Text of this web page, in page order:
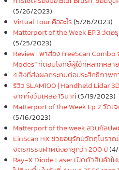
(5/26/2023)
Virtual Tour คืออะไร(5/26/2023)
Matterport of the Week EP.3 วัด
(5/25/2023)
Review : พาส่อง FreeScan
Modes” ที่ตอบโจทย์ผู้ใช้ที่หลากหลาย
4 สิ่งที่ส่งผลกระทบต่อประสิทธิภาพ
รีวิว SLAM100 | Handheld Lidar
จากทั้งวันเหลือ 15นาที(5/19/2023)
Matterport of the Week Ep.2 วัดเ
(5/16/2023)
Matterport of the week สวนกัลป
EinScan HX ช่วยอนุรักษ์วัตถุโบรา
จิตรกรรมฝาผนังอายุกว่า 200 ปี
Ray-X Diode Laser เปิดตัวสินค้าใ